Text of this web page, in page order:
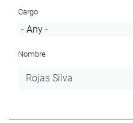
Cargo
Nombre